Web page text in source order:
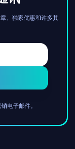
、独家优惠和许多其
电子邮件。